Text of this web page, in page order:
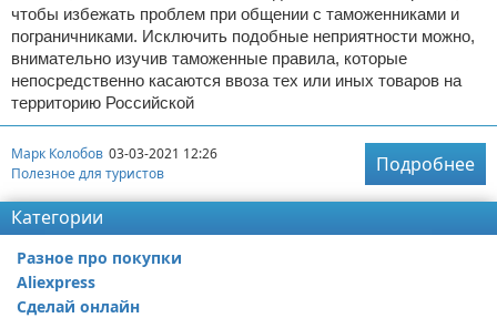
чтобы избежать проблем при общении с таможенниками и
пограничниками. Исключить подобные неприятности можно,
внимательно изучив таможенные правила, которые
непосредственно касаются ввоза тех или иных товаров на
территорию Российской
Марк Колобов 03-03-2021 12:26
Полезное для туристов
Подробнее
Категории
Разное про покупки
Aliexpress
Сделай онлайн